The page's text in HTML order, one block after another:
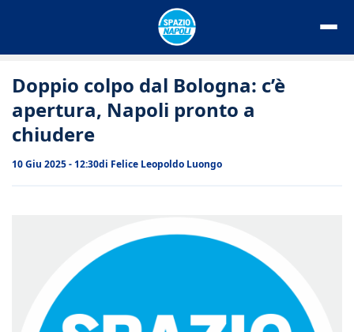
Doppio colpo dal Bologna: c’è
apertura, Napoli pronto a
chiudere
10 Giu 2025 - 12:30di Felice Leopoldo Luongo